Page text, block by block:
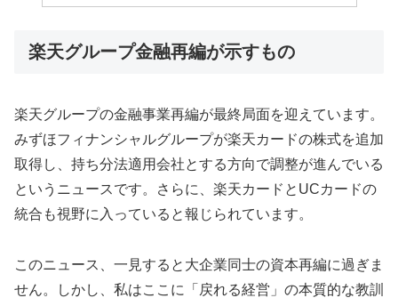
楽天グループ金融再編が示すもの
楽天グループの金融事業再編が最終局面を迎えています。
みずほフィナンシャルグループが楽天カードの株式を追加
取得し、持ち分法適用会社とする方向で調整が進んでいる
というニュースです。さらに、楽天カードとUCカードの
統合も視野に入っていると報じられています。
このニュース、一見すると大企業同士の資本再編に過ぎま
せん。しかし、私はここに「戻れる経営」の本質的な教訓